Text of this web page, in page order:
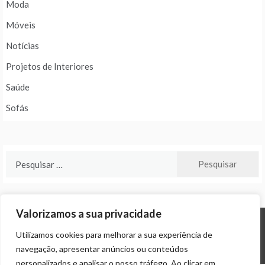
Valorizamos a sua privacidade
Utilizamos cookies para melhorar a sua experiência de
navegação, apresentar anúncios ou conteúdos
personalizados e analisar o nosso tráfego. Ao clicar em
Moda
Móveis
Notícias
Projetos de Interiores
Saúde
Sofás
© ALL RIGHTS RESERVED 2024 THEME: PROMOS BYTEMPLATE SELL